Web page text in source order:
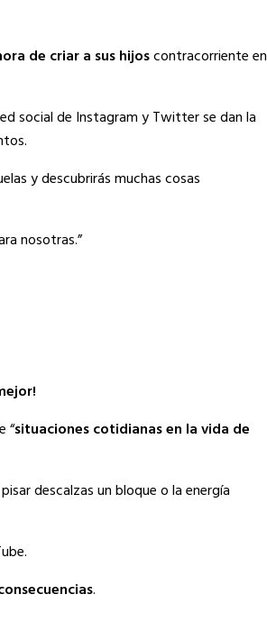
de criar a sus hijoscontracorriente en
social de Instagram y Twitter se dan la
y descubrirás muchas cosas
nosotras.”
“situaciones cotidianas en la vida de
descalzas un bloque o la energía
.